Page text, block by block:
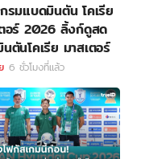
รมแบดมินตัน โคเรีย
อร์ 2026 ลิ้งก์ดูสด
ตันโคเรีย มาสเตอร์
6 ชั่วโมงที่แล้ว